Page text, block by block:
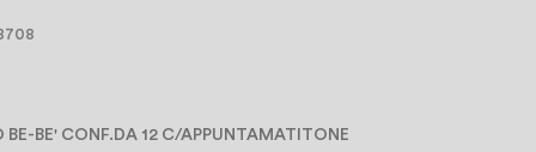
BE' CONF.DA 12 C/APPUNTAMATITONE